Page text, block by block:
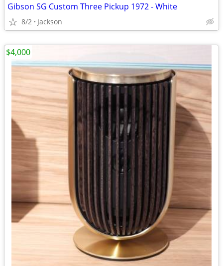
Gibson SG Custom Three Pickup 1972 - White
8/2 Jackson
$4,000